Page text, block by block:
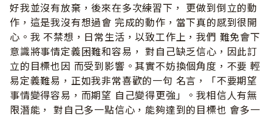
好我並沒有放棄，後來在多次練習下， 更做到倒立的動
作，這是我沒有想過會 完成的動作，當下真的感到很開
心。我 不禁想，日常生活，以致工作上，我們 難免會下
意識將事情定義困難和容易， 對自己缺乏信心，因此訂
立的目標也因 而受到影響。其實不妨換個角度，不要 輕
易定義難易，正如我非常喜歡的一句 名言，「不要期望
事情變得容易，而期望 自己變得更強」。我相信人有無
限潛能， 對自己多一點信心，能夠達到的目標也 會多一